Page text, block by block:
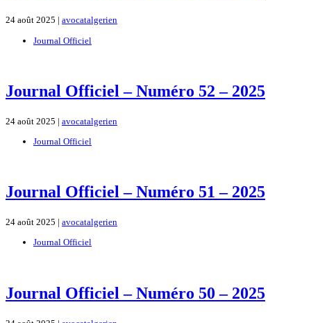
24 août 2025 | avocatalgerien
Journal Officiel
Journal Officiel – Numéro 52 – 2025
24 août 2025 | avocatalgerien
Journal Officiel
Journal Officiel – Numéro 51 – 2025
24 août 2025 | avocatalgerien
Journal Officiel
Journal Officiel – Numéro 50 – 2025